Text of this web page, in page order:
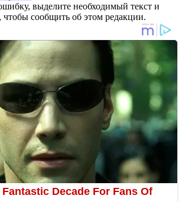
выделите необходимый текст и
сообщить об этом редакции.